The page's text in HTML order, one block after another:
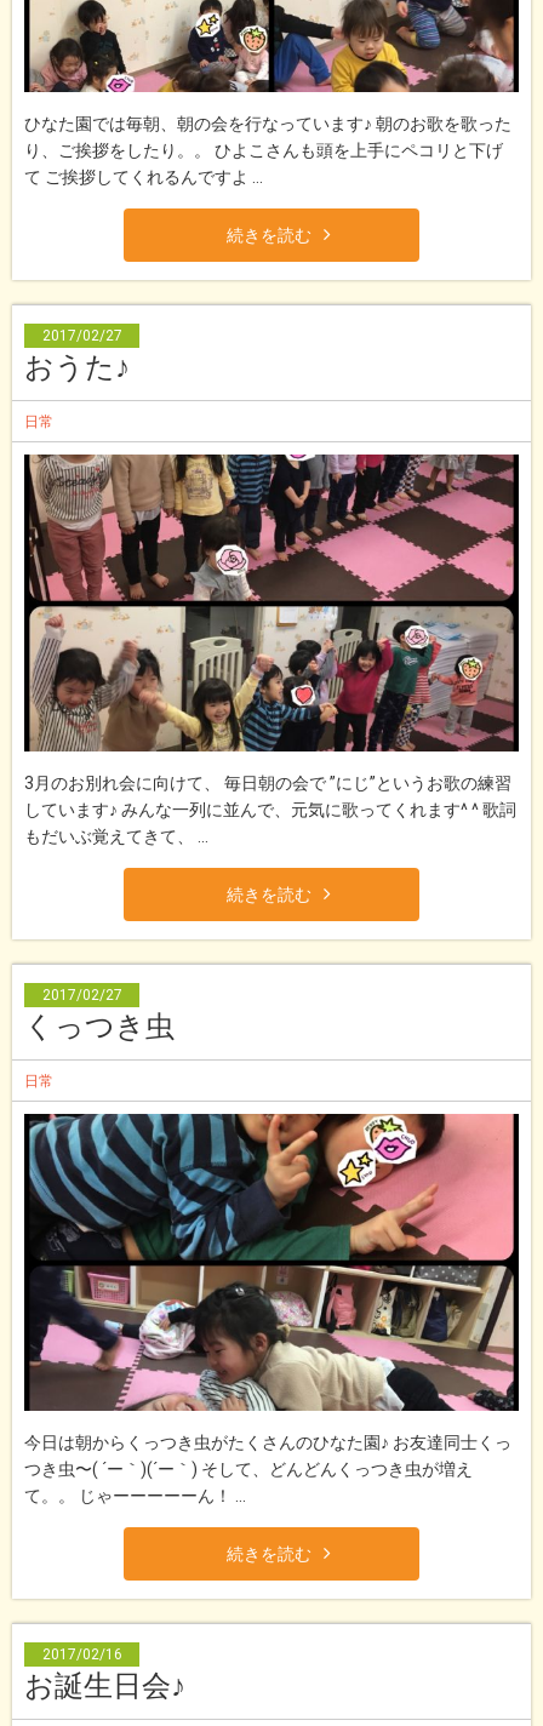
ひなた園では毎朝、朝の会を行なっています♪ 朝のお歌を歌った
り、ご挨拶をしたり。。 ひよこさんも頭を上手にペコリと下げ
て ご挨拶してくれるんですよ ...
続きを読む
2017/02/27
おうた♪
日常
3月のお別れ会に向けて、 毎日朝の会で ”にじ”というお歌の練習
しています♪ みんな一列に並んで、元気に歌ってくれます^ ^ 歌詞
もだいぶ覚えてきて、 ...
続きを読む
2017/02/27
くっつき虫
日常
今日は朝からくっつき虫がたくさんのひなた園♪ お友達同士くっ
つき虫〜( ´ー｀)(´ー｀) そして、どんどんくっつき虫が増え
て。。 じゃーーーーーん！ ...
続きを読む
2017/02/16
お誕生日会♪